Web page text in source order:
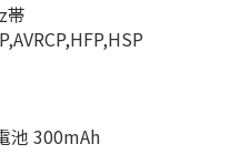
帯
池 300mAh